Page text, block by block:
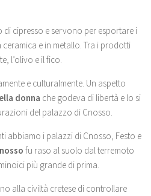
cipresso e servono per esportare i
e in metallo. Tra i prodotti
l’olivo e il fico.
e culturalmente. Un aspetto
donna che godeva di libertà e lo si
del palazzo di Cnosso.
abbiamo i palazzi di Cnosso, Festo e
fu raso al suolo dal terremoto
più grande di prima.
alla civiltà cretese di controllare